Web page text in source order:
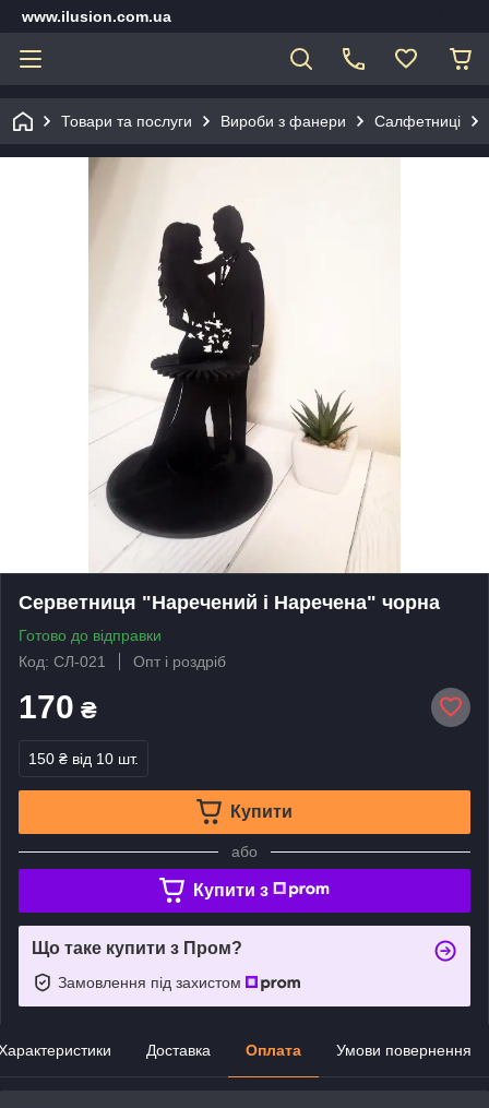
www.ilusion.com.ua
Товари та послуги Вироби з фанери Салфетниці
Серветниця "Наречений і Наречена" чорна
Готово до відправки
Код: СЛ-021
Опт і роздріб
170 ₴
150 ₴ від 10 шт.
Купити
або
Купити з
Що таке купити з Пром?
Замовлення під захистом
Доставка Оплата Умови повернення